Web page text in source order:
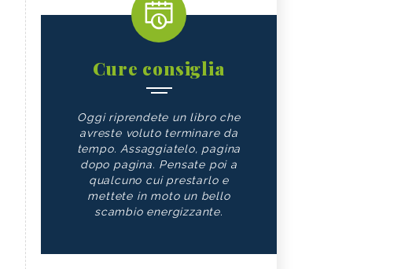
Cure consiglia
Oggi riprendete un libro che
avreste voluto terminare da
tempo. Assaggiatelo, pagina
dopo pagina. Pensate poi a
qualcuno cui prestarlo e
mettete in moto un bello
scambio energizzante.